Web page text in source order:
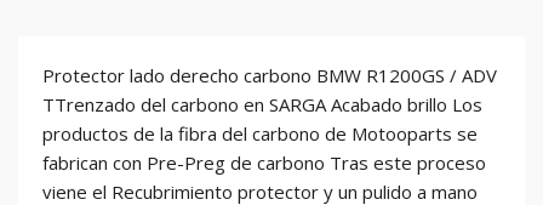
Protector lado derecho carbono BMW R1200GS / ADV
TTrenzado del carbono en SARGA Acabado brillo Los
productos de la fibra del carbono de Motooparts se
fabrican con Pre-Preg de carbono Tras este proceso
viene el Recubrimiento protector y un pulido a mano